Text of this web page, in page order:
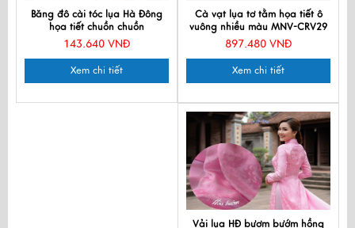
Cà vạt lụa tơ tằm họa tiết ô
vuông nhiều màu MNV-CRV29
897.480 VNĐ
Xem chi tiết
Băng đô cài tóc lụa Hà Đông
họa tiết chuồn chuồn
143.640 VNĐ
Xem chi tiết
Vải lụa HĐ bươm bướm hồng